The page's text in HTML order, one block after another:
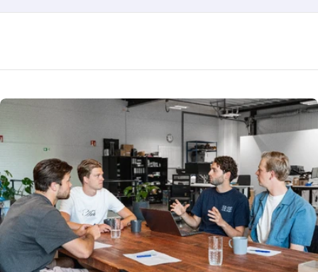
bericht
Velden gemarkeerd met * zijn verplicht
Verstuur vraag